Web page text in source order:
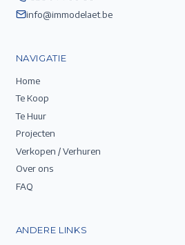
info@immodelaet.be
NAVIGATIE
Home
Te Koop
Te Huur
Projecten
Verkopen / Verhuren
Over ons
FAQ
ANDERE LINKS